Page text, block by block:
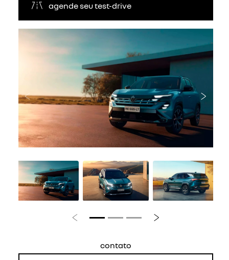
agende seu test-drive
Anterior
Anterior Próximo
contato